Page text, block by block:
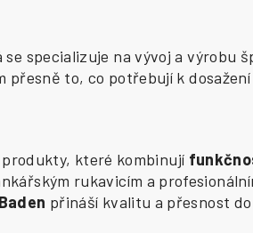
specializuje na vývoj a výrobu
to, co potřebují k dosažení
které kombinují
rukavicím a
Baden přináší kvalitu a přesnost